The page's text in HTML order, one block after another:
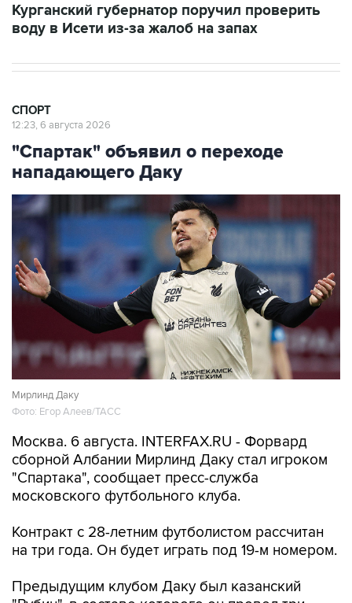
Курганский губернатор поручил проверить
воду в Исети из-за жалоб на запах
СПОРТ
12:23, 6 августа 2026
"Спартак" объявил о переходе
нападающего Даку
Мирлинд Даку
Фото: Егор Алеев/ТАСС
Москва. 6 августа. INTERFAX.RU - Форвард
сборной Албании Мирлинд Даку стал игроком
"Спартака", сообщает пресс-служба
московского футбольного клуба.
Контракт с 28-летним футболистом рассчитан
на три года. Он будет играть под 19-м номером.
Предыдущим клубом Даку был казанский